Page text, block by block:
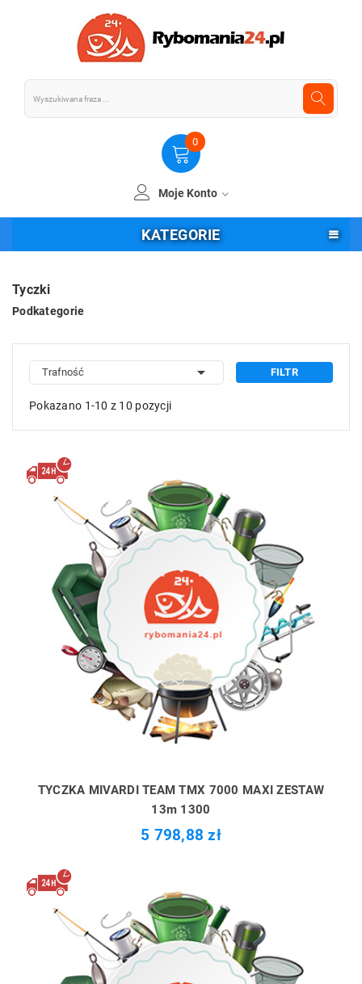
0
Moje Konto
KATEGORIE
Tyczki
Podkategorie
Trafność  FILTR
Pokazano 1-10 z 10 pozycji
TYCZKA MIVARDI TEAM TMX 7000 MAXI ZESTAW
13m 1300
5 798,88 zł